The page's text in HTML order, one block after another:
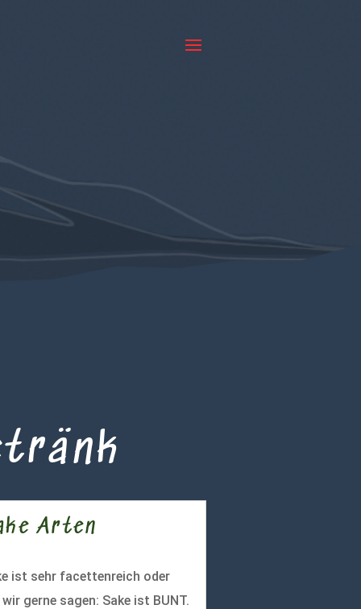
Arten
ist sehr facettenreich oder
gerne sagen: Sake ist BUNT.